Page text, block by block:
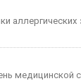
аллергических
медицинской